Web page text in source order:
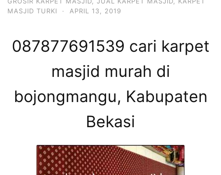
MASJID TURKI
· APRIL 13, 2019
087877691539 cari karpet
masjid murah di
bojongmangu, Kabupaten
Bekasi